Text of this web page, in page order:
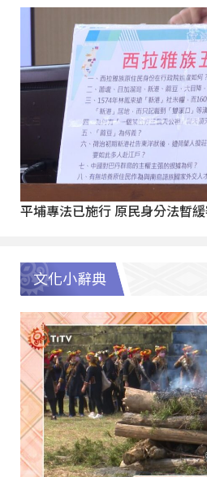
平埔專法已施行 原民身分法暫
文化小辭典